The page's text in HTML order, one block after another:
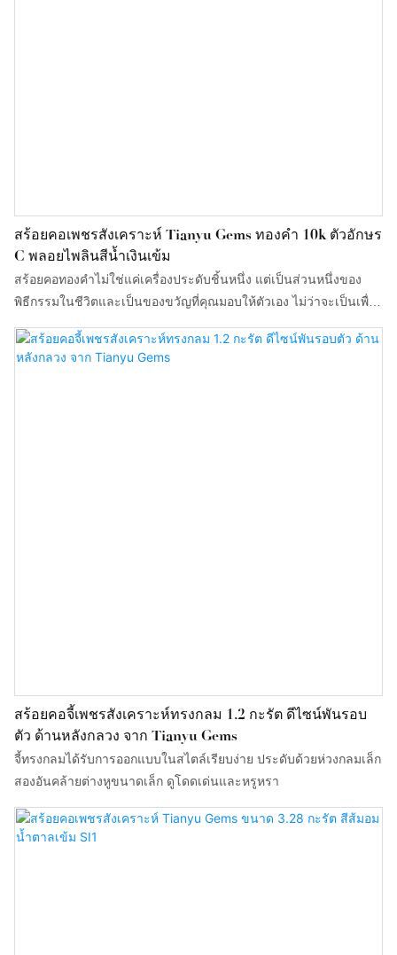
สร้อยคอเพชรสังเคราะห์ Tianyu Gems ทองคำ 10k ตัวอักษร
C พลอยไพลินสีน้ำเงินเข้ม
สร้อยคอทองคำไม่ใช่แค่เครื่องประดับชิ้นหนึ่ง แต่เป็นส่วนหนึ่งของ
พิธีกรรมในชีวิตและเป็นของขวัญที่คุณมอบให้ตัวเอง ไม่ว่าจะเป็นเพื่อ
การแต่งกาย การลงทุน หรือเพื่อเป็นกำลังใจ การเลือกสร้อยคอทองคำที่
เหมาะสมกับคุณจะช่วยให้คุณรับมือกับสถานการณ์ต่างๆ ได้
สร้อยคอจี้เพชรสังเคราะห์ทรงกลม 1.2 กะรัต ดีไซน์พันรอบ
ตัว ด้านหลังกลวง จาก Tianyu Gems
จี้ทรงกลมได้รับการออกแบบในสไตล์เรียบง่าย ประดับด้วยห่วงกลมเล็ก
สองอันคล้ายต่างหูขนาดเล็ก ดูโดดเด่นและหรูหรา